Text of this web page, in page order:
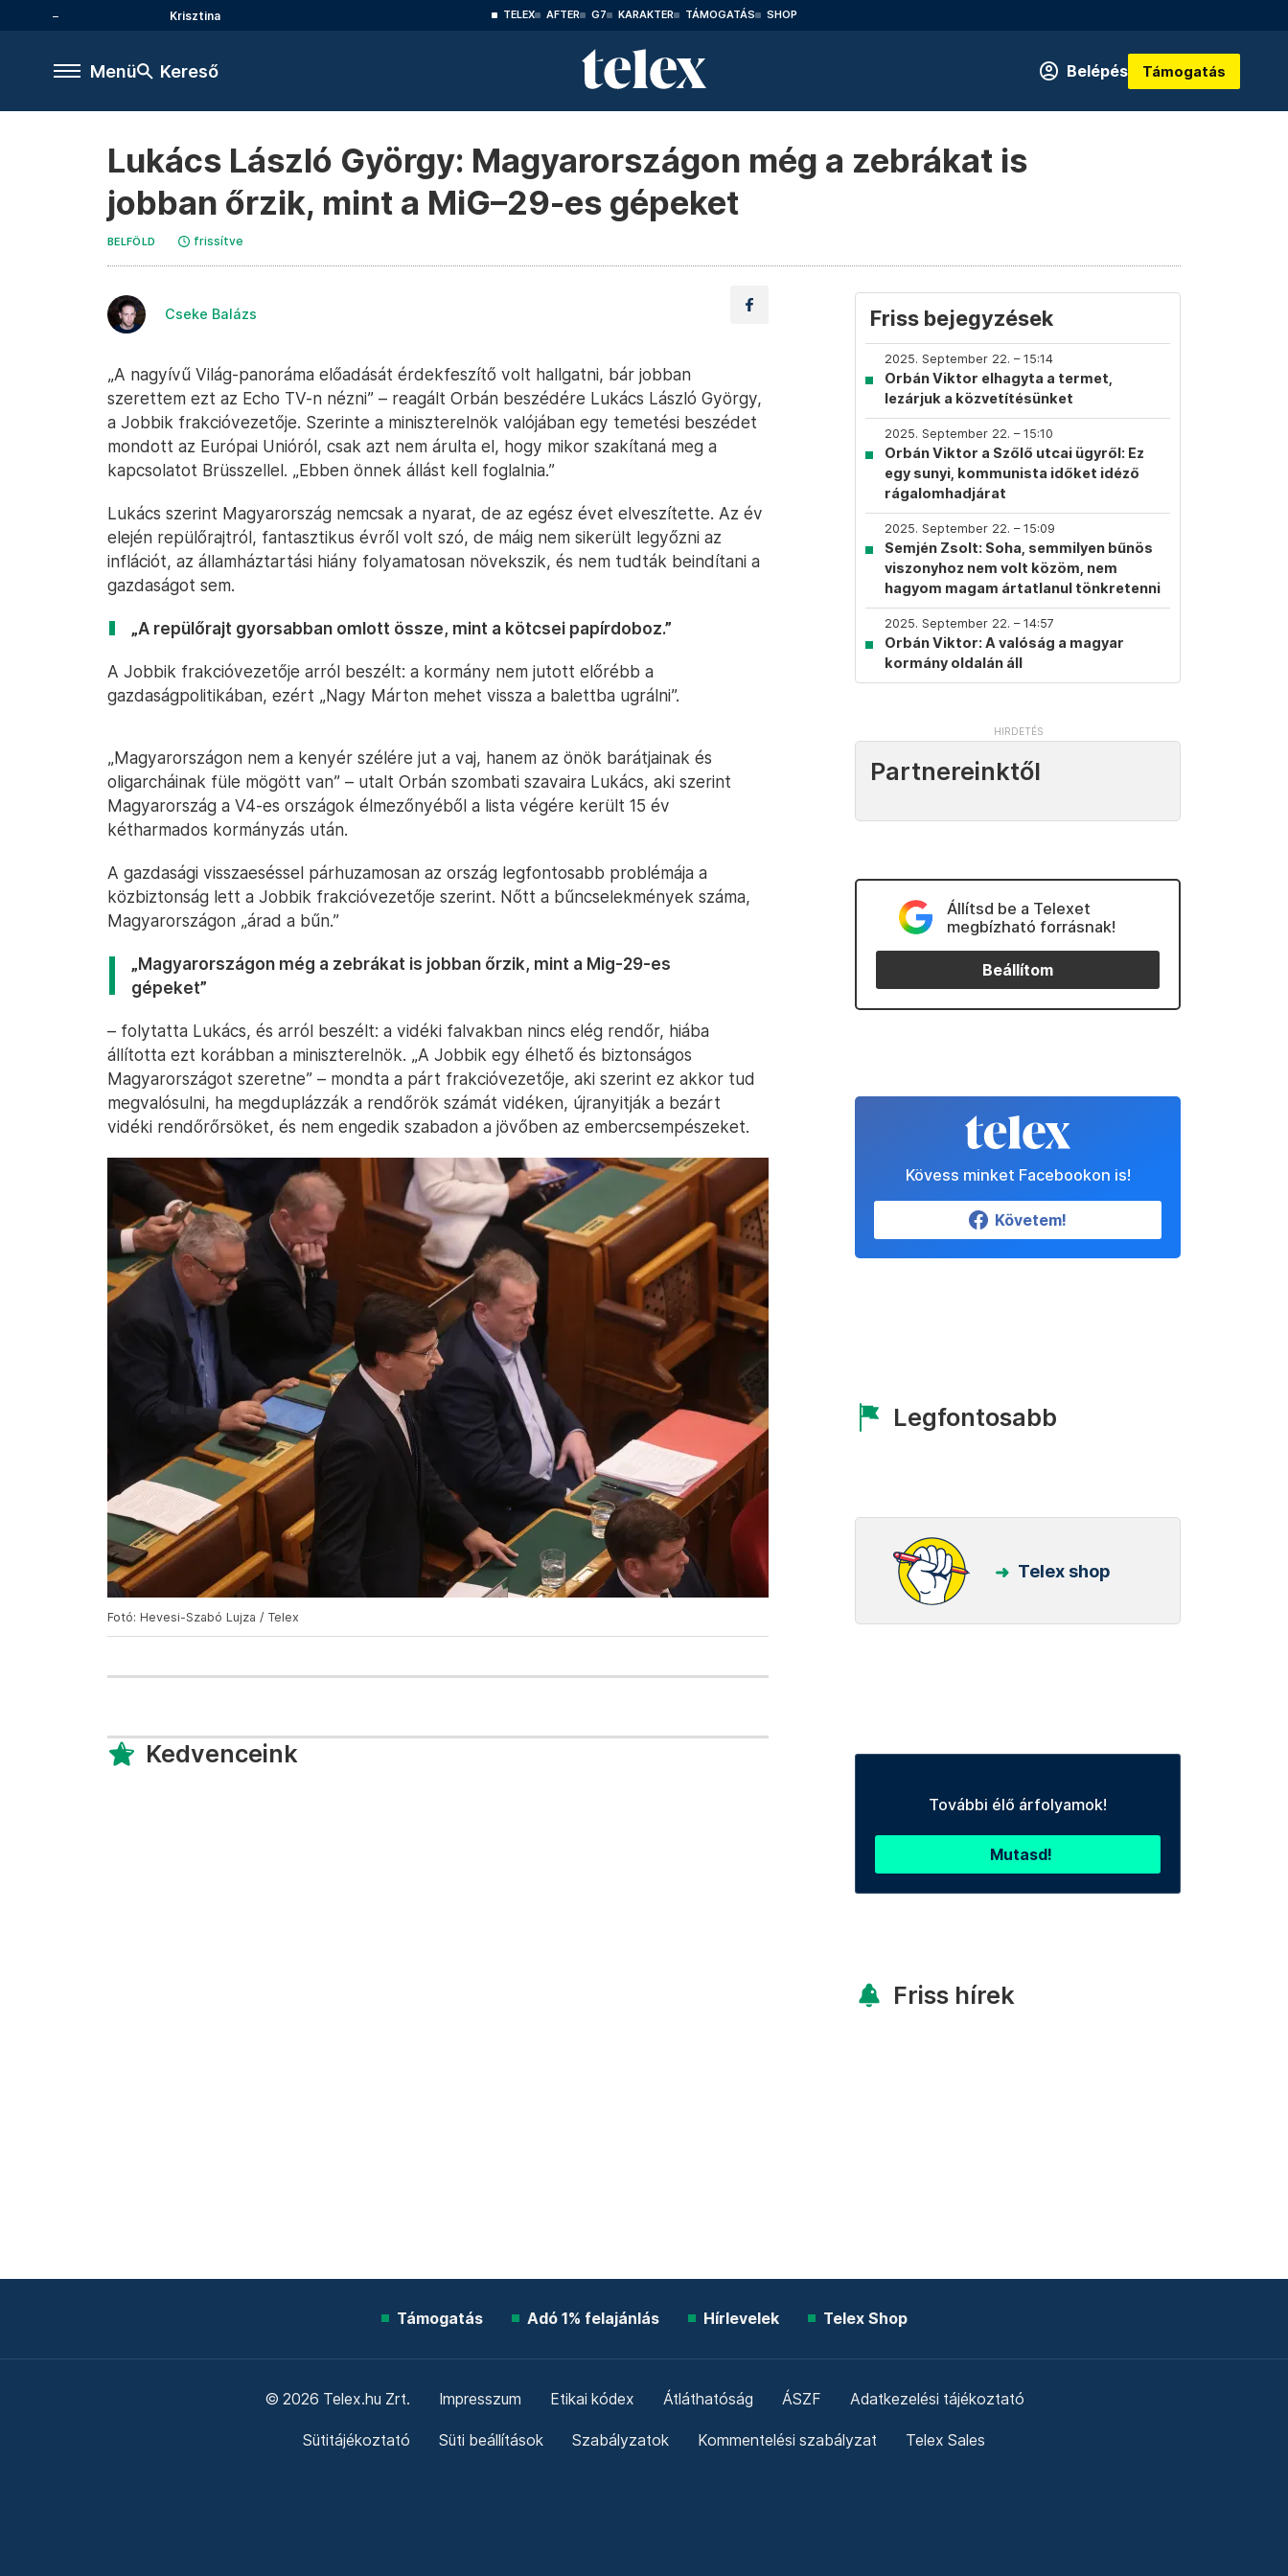
Krisztina TELEX AFTER G7 KARAKTER TÁMOGATÁS SHOP
Menü Kereső Belépés Támogatás
Lukács László György: Magyarországon még a zebrákat is
jobban őrzik, mint a MiG–29-es gépeket
BELFÖLD frissítve
Cseke Balázs
„A nagyívű Világ-panoráma előadását érdekfeszítő volt hallgatni, bár jobban
szerettem ezt az Echo TV-n nézni” – reagált Orbán beszédére Lukács László György,
a Jobbik frakcióvezetője. Szerinte a miniszterelnök valójában egy temetési beszédet
mondott az Európai Unióról, csak azt nem árulta el, hogy mikor szakítaná meg a
kapcsolatot Brüsszellel. „Ebben önnek állást kell foglalnia.”
Lukács szerint Magyarország nemcsak a nyarat, de az egész évet elveszítette. Az év
elején repülőrajtról, fantasztikus évről volt szó, de máig nem sikerült legyőzni az
inflációt, az államháztartási hiány folyamatosan növekszik, és nem tudták beindítani a
gazdaságot sem.
„A repülőrajt gyorsabban omlott össze, mint a kötcsei papírdoboz.”
A Jobbik frakcióvezetője arról beszélt: a kormány nem jutott előrébb a
gazdaságpolitikában, ezért „Nagy Márton mehet vissza a balettba ugrálni”.
„Magyarországon nem a kenyér szélére jut a vaj, hanem az önök barátjainak és
oligarcháinak füle mögött van” – utalt Orbán szombati szavaira Lukács, aki szerint
Magyarország a V4-es országok élmezőnyéből a lista végére került 15 év
kétharmados kormányzás után.
A gazdasági visszaeséssel párhuzamosan az ország legfontosabb problémája a
közbiztonság lett a Jobbik frakcióvezetője szerint. Nőtt a bűncselekmények száma,
Magyarországon „árad a bűn.”
„Magyarországon még a zebrákat is jobban őrzik, mint a Mig-29-es
gépeket”
– folytatta Lukács, és arról beszélt: a vidéki falvakban nincs elég rendőr, hiába
állította ezt korábban a miniszterelnök. „A Jobbik egy élhető és biztonságos
Magyarországot szeretne” – mondta a párt frakcióvezetője, aki szerint ez akkor tud
megvalósulni, ha megduplázzák a rendőrök számát vidéken, újranyitják a bezárt
vidéki rendőrőrsöket, és nem engedik szabadon a jövőben az embercsempészeket.
Fotó: Hevesi-Szabó Lujza / Telex
Kedvenceink
Friss bejegyzések
2025. September 22. – 15:14
Orbán Viktor elhagyta a termet,
lezárjuk a közvetítésünket
2025. September 22. – 15:10
Orbán Viktor a Szőlő utcai ügyről: Ez
egy sunyi, kommunista időket idéző
rágalomhadjárat
2025. September 22. – 15:09
Semjén Zsolt: Soha, semmilyen bűnös
viszonyhoz nem volt közöm, nem
hagyom magam ártatlanul tönkretenni
2025. September 22. – 14:57
Orbán Viktor: A valóság a magyar
kormány oldalán áll
Partnereinktől
Állítsd be a Telexet
megbízható forrásnak!
Beállítom
Kövess minket Facebookon is!
Követem!
Legfontosabb
Telex shop
További élő árfolyamok!
Mutasd!
Friss hírek
Támogatás Adó 1% felajánlás Hírlevelek Telex Shop
© 2026 Telex.hu Zrt. Impresszum Etikai kódex Átláthatóság ÁSZF Adatkezelési tájékoztató
Sütitájékoztató Süti beállítások Szabályzatok Kommentelési szabályzat Telex Sales